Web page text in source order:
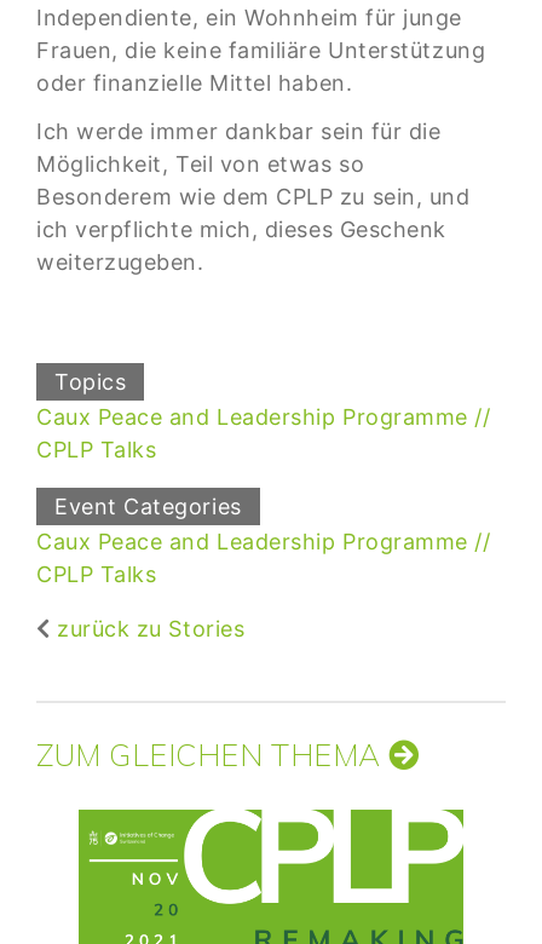
Independiente, ein Wohnheim für junge
Frauen, die keine familiäre Unterstützung
oder finanzielle Mittel haben.
Ichwerde immer dankbar sein für die
Möglichkeit, Teil von etwas so
Besonderem wie dem CPLP zu sein, und
ich verpflichte mich, dieses Geschenk
weiterzugeben.
Topics
Caux Peace and Leadership Programme
CPLP Talks
Event Categories
Caux Peace and Leadership Programme
CPLP Talks
zurück zu Stories
ZUM GLEICHEN THEMA